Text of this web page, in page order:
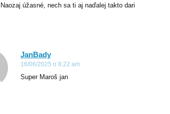
Naozaj úžasné, nech sa ti aj naďalej takto dari
JanBady
16/06/2025 o 8:22 am
Super Maroš jan